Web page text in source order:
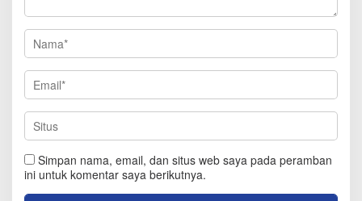
Simpan nama, email, dan situs web saya pada peramban
ini untuk komentar saya berikutnya.